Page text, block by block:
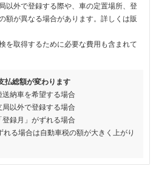
以外で登録する際や、車の定置場所、登
額が異なる場合があります。詳しくは販
を取得するために必要な費用も含まれて
払総額が変わります
納車を希望する場合
以外で登録する場合
録月」がずれる場合
れる場合は自動車税の額が大きく上がり